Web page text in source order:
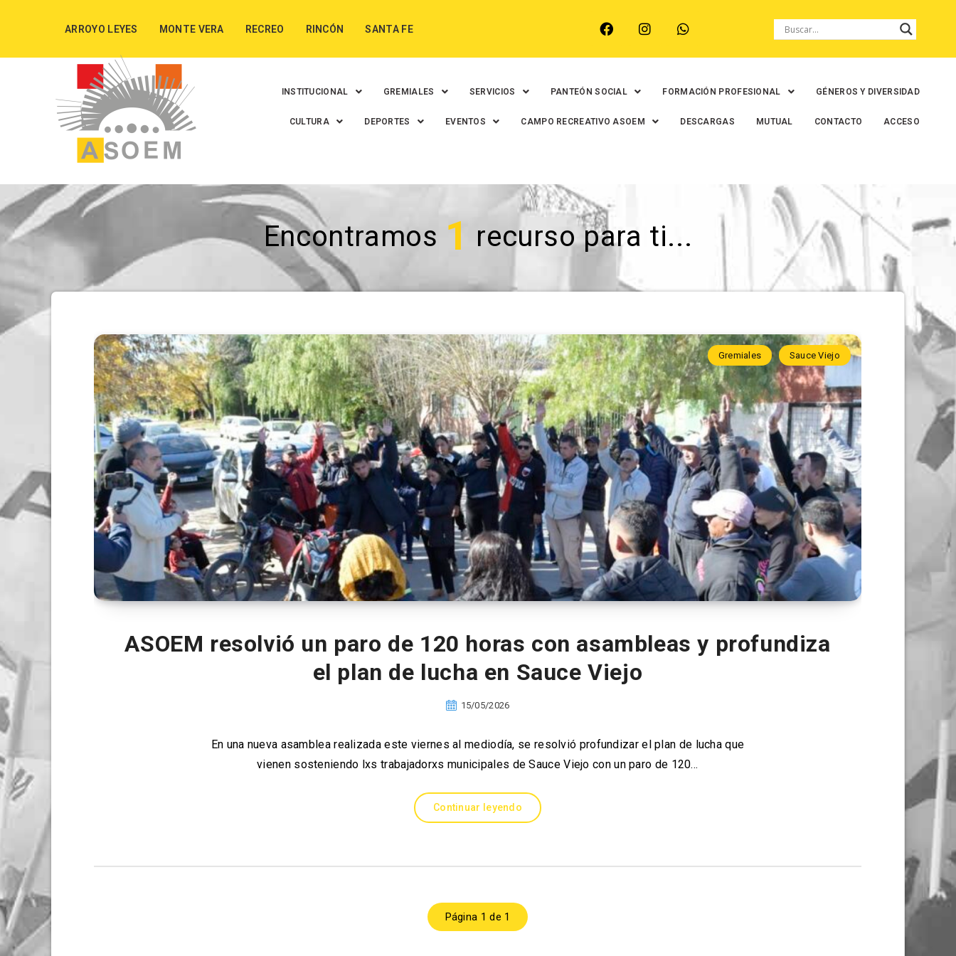
ARROYO LEYES MONTE VERA RECREO RINCÓN SANTA FE
INSTITUCIONAL GREMIALES SERVICIOS PANTEÓN SOCIAL FORMACIÓN PROFESIONAL GÉNEROS Y DIVERSIDAD
CULTURA DEPORTES EVENTOS CAMPO RECREATIVO ASOEM DESCARGAS MUTUAL CONTACTO ACCESO
Encontramos 1 recurso para ti...
Gremiales Sauce Viejo
ASOEM resolvió un paro de 120 horas con asambleas y profundiza
el plan de lucha en Sauce Viejo
15/05/2026
En una nueva asamblea realizada este viernes al mediodía, se resolvió profundizar el plan de lucha que
vienen sosteniendo lxs trabajadorxs municipales de Sauce Viejo con un paro de 120…
Continuar leyendo
Página 1 de 1